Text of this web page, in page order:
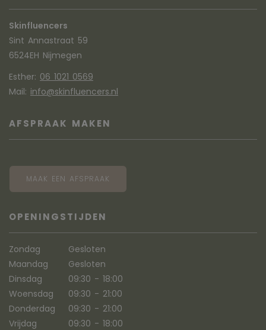
Skinfluencers
Sint Annastraat 59
6524EH Nijmegen
Esther: 06 1021 0569
Mail: info@skinfluencers.nl
AFSPRAAK MAKEN
MAAK EEN AFSPRAAK
OPENINGSTIJDEN
Zondag
Gesloten
Maandag
Gesloten
Dinsdag
09:30 - 18:00
Woensdag
09:30 - 21:00
Donderdag
09:30 - 21:00
Vrijdag
09:30 - 18:00